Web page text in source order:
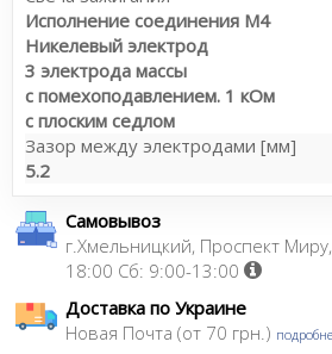
Исполнение соединения М4
Никелевый электрод
3 электрода массы
с помехоподавлением. 1 кОм
с плоским седлом
Зазор между электродами [мм]
5.2
Самовывоз
г.Хмельницкий, Проспект
18:00 Сб: 9:00-13:00
Доставка по Украине
Новая Почта (от 70 грн.)